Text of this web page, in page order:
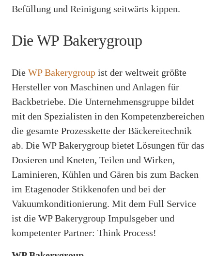
Befüllung und Reinigung seitwärts kippen.
Die WP Bakerygroup
Die WP Bakerygroup ist der weltweit größte
Hersteller von Maschinen und Anlagen für
Backbetriebe. Die Unternehmensgruppe bildet
mit den Spezialisten in den Kompetenzbereichen
die gesamte Prozesskette der Bäckereitechnik
ab. Die WP Bakerygroup bietet Lösungen für das
Dosieren und Kneten, Teilen und Wirken,
Laminieren, Kühlen und Gären bis zum Backen
im Etagenoder Stikkenofen und bei der
Vakuumkonditionierung. Mit dem Full Service
ist die WP Bakerygroup Impulsgeber und
kompetenter Partner: Think Process!